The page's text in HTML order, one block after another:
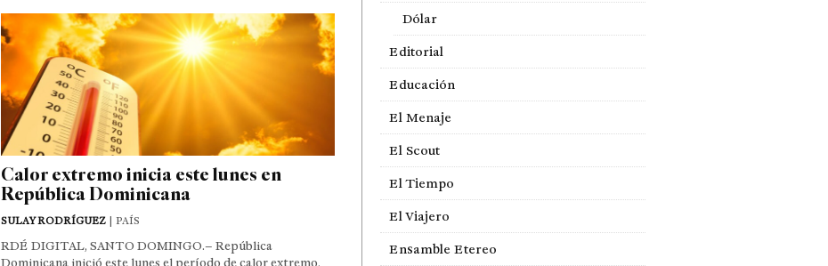
Calor extremo inicia este lunes en
República Dominicana
SULAY RODRÍGUEZ| PAÍS
RDÉ DIGITAL, SANTO DOMINGO.– República
Dominicana inició este lunes el período de calor extremo,
Dólar
Editorial
Educación
El Menaje
El Scout
El Tiempo
El Viajero
Ensamble Etereo